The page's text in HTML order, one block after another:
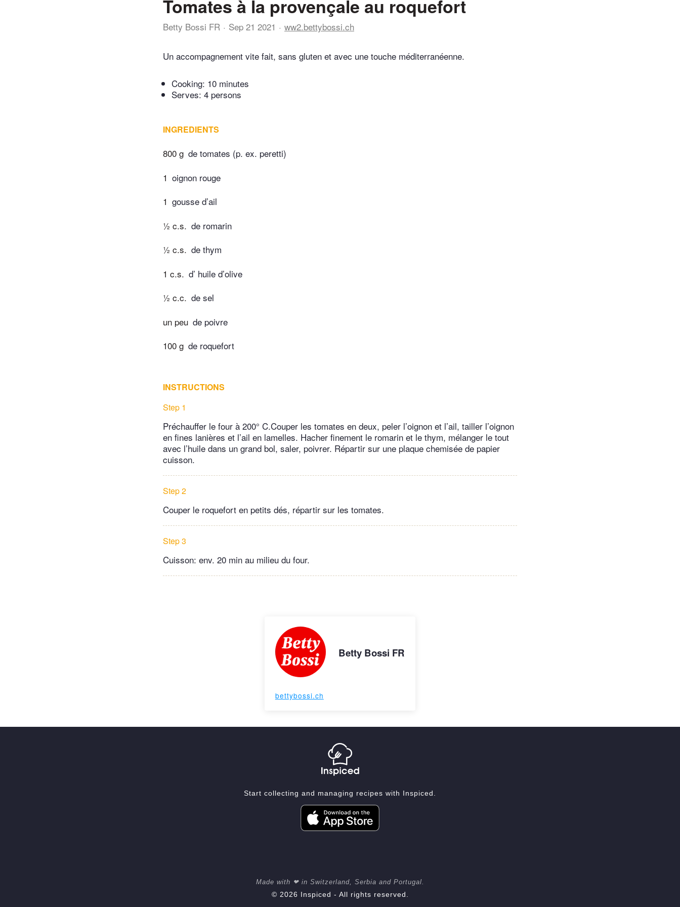
Tomates à la provençale au roquefort
Betty Bossi FR Sep 21 2021 ww2.bettybossi.ch
Un accompagnement vite fait, sans gluten et avec une touche méditerranéenne.
Cooking: 10 minutes
Serves: 4 persons
INGREDIENTS
800 g de tomates (p. ex. peretti)
1 oignon rouge
1 gousse d’ail
½ c.s. de romarin
½ c.s. de thym
1 c.s. d’ huile d’olive
½ c.c. de sel
un peu de poivre
100 g de roquefort
INSTRUCTIONS
Step 1
Préchauffer le four à 200° C.Couper les tomates en deux, peler l’oignon et l’ail, tailler l’oignon
en fines lanières et l’ail en lamelles. Hacher finement le romarin et le thym, mélanger le tout
avec l’huile dans un grand bol, saler, poivrer. Répartir sur une plaque chemisée de papier
cuisson.
Step 2
Couper le roquefort en petits dés, répartir sur les tomates.
Step 3
Cuisson: env. 20 min au milieu du four.
Betty Bossi FR
bettybossi.ch
Start collecting and managing recipes with Inspiced.
Made with ❤ in Switzerland, Serbia and Portugal.
© 2026 Inspiced - All rights reserved.